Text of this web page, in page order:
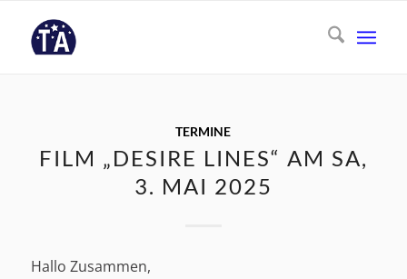
TERMINE
FILM „DESIRE LINES“ AM SA,
3. MAI 2025
Hallo Zusammen,